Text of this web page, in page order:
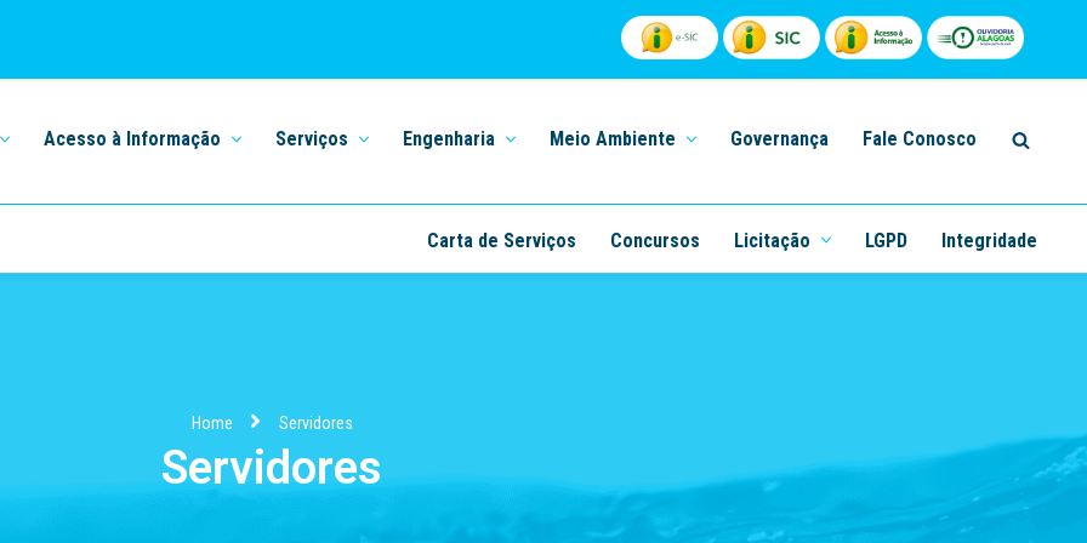
Acesso à Informação Serviços Engenharia Meio Ambiente Governança Fale Conosco
Carta de Serviços Concursos Licitação LGPD Integridade
Home Servidores
Servidores